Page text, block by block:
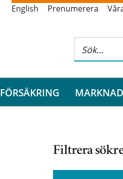
English Prenumerera
FÖRSÄKRING MARKNAD
Filtrera